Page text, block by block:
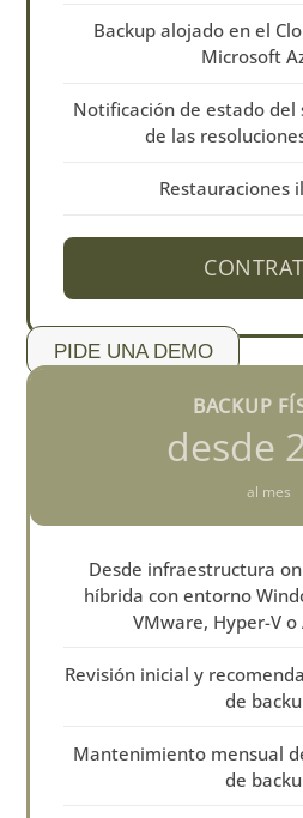
Backup alojado en el
Microsoft
Notificación de estado del
de las
Restauraciones
PIDE UNA DEMO
BACKUP
desde
al mes
Desde infraestructura
híbrida con entorno
VMware, Hyper-V o
Revisión inicial y
de
Mantenimiento mensual
de